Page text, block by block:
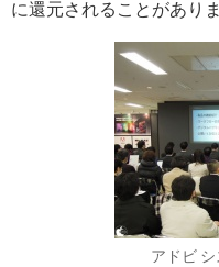
に還元されることがありま
アドビ